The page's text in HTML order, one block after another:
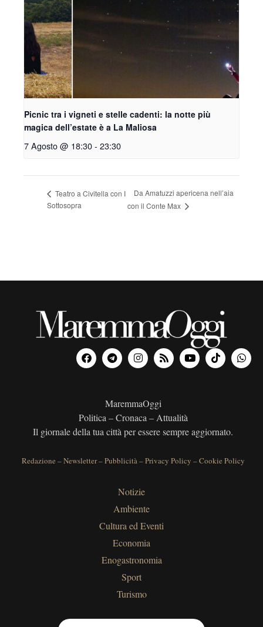
Picnic tra i vigneti e stelle cadenti: la notte più
magica dell’estate è a La Maliosa
7 Agosto @ 18:30- 23:30
Teatro a Civitella con I
Sottosopra
Da Amatuzzi apericena nell’aia
con il Conte Max
MaremmaOggi
Politica – Cronaca – Attualità
Il giornale della tua città per essere sempre aggiornato.
Redazione –Newsletter–Pubblicità–Privacy Policy –Cookie Policy
Notizie
Ambiente
Cultura ed Eventi
Economia
Enogastronomia
Sport
Turismo